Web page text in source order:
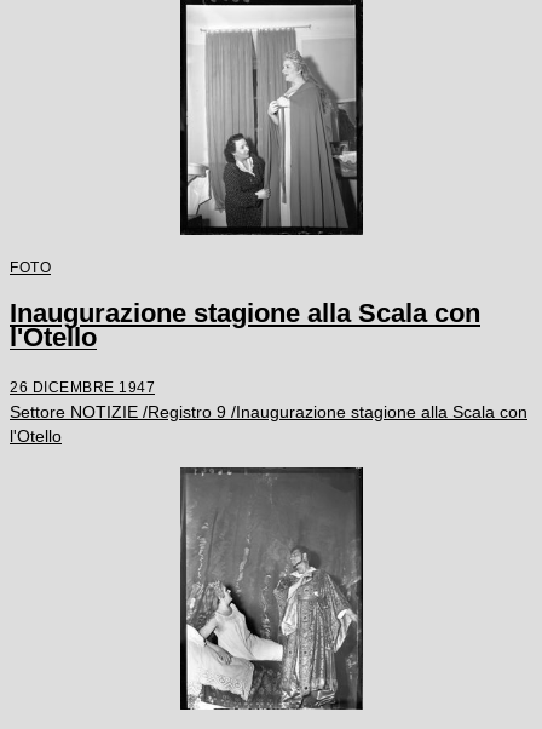
FOTO
Inaugurazione stagione alla Scala con
l'Otello
26 DICEMBRE 1947
Settore NOTIZIE /Registro 9 /Inaugurazione stagione alla Scala con
l'Otello